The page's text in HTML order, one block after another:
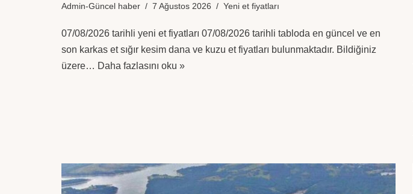
Admin-Güncel haber 7 Ağustos 2026 Yeni et fiyatları
07/08/2026 tarihli yeni et fiyatları 07/08/2026 tarihli tabloda en güncel ve en
son karkas et sığır kesim dana ve kuzu et fiyatları bulunmaktadır. Bildiğiniz
üzere… Daha fazlasını oku »